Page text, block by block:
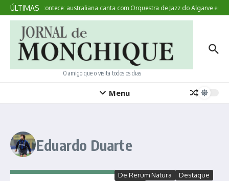
Ir para o conteúdo
ÚLTIMAS
Aqui Acontece: australiana canta com Orquestra de Jazz do Algarve em
O amigo que o visita todos os dias
Menu
Eduardo Duarte
De Rerum Natura
Destaque